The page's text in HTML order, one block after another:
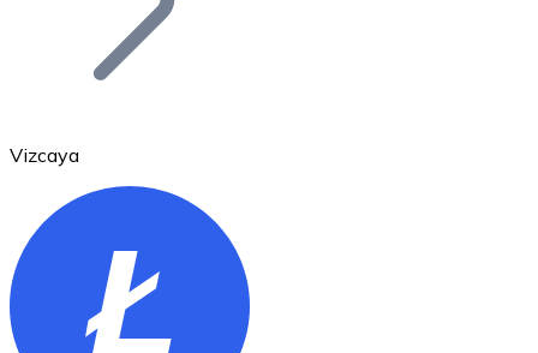
Ethereum
ETH
Vizcaya